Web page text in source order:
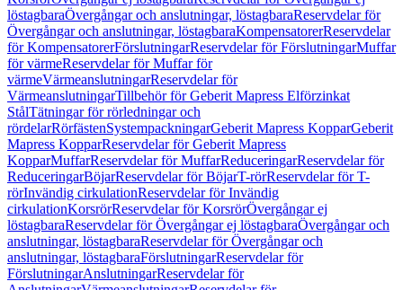
löstagbaraÖvergångar och anslutningar, löstagbaraReservdelar för
Övergångar och anslutningar, löstagbaraKompensatorerReservdelar
för KompensatorerFörslutningarReservdelar för FörslutningarMuffar
för värmeReservdelar för Muffar för
värmeVärmeanslutningarReservdelar för
VärmeanslutningarTillbehör för Geberit Mapress Elförzinkat
StålTätningar för rörledningar och
rördelarRörfästenSystempackningarGeberit Mapress KopparGeberit
Mapress KopparReservdelar för Geberit Mapress
KopparMuffarReservdelar för MuffarReduceringarReservdelar för
ReduceringarBöjarReservdelar för BöjarT-rörReservdelar för T-
rörInvändig cirkulationReservdelar för Invändig
cirkulationKorsrörReservdelar för KorsrörÖvergångar ej
löstagbaraReservdelar för Övergångar ej löstagbaraÖvergångar och
anslutningar, löstagbaraReservdelar för Övergångar och
anslutningar, löstagbaraFörslutningarReservdelar för
FörslutningarAnslutningarReservdelar för